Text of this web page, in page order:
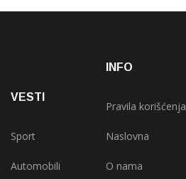
VESTI
Sport
Automobili
INFO
Pravila korišćenja
Naslovna
O nama